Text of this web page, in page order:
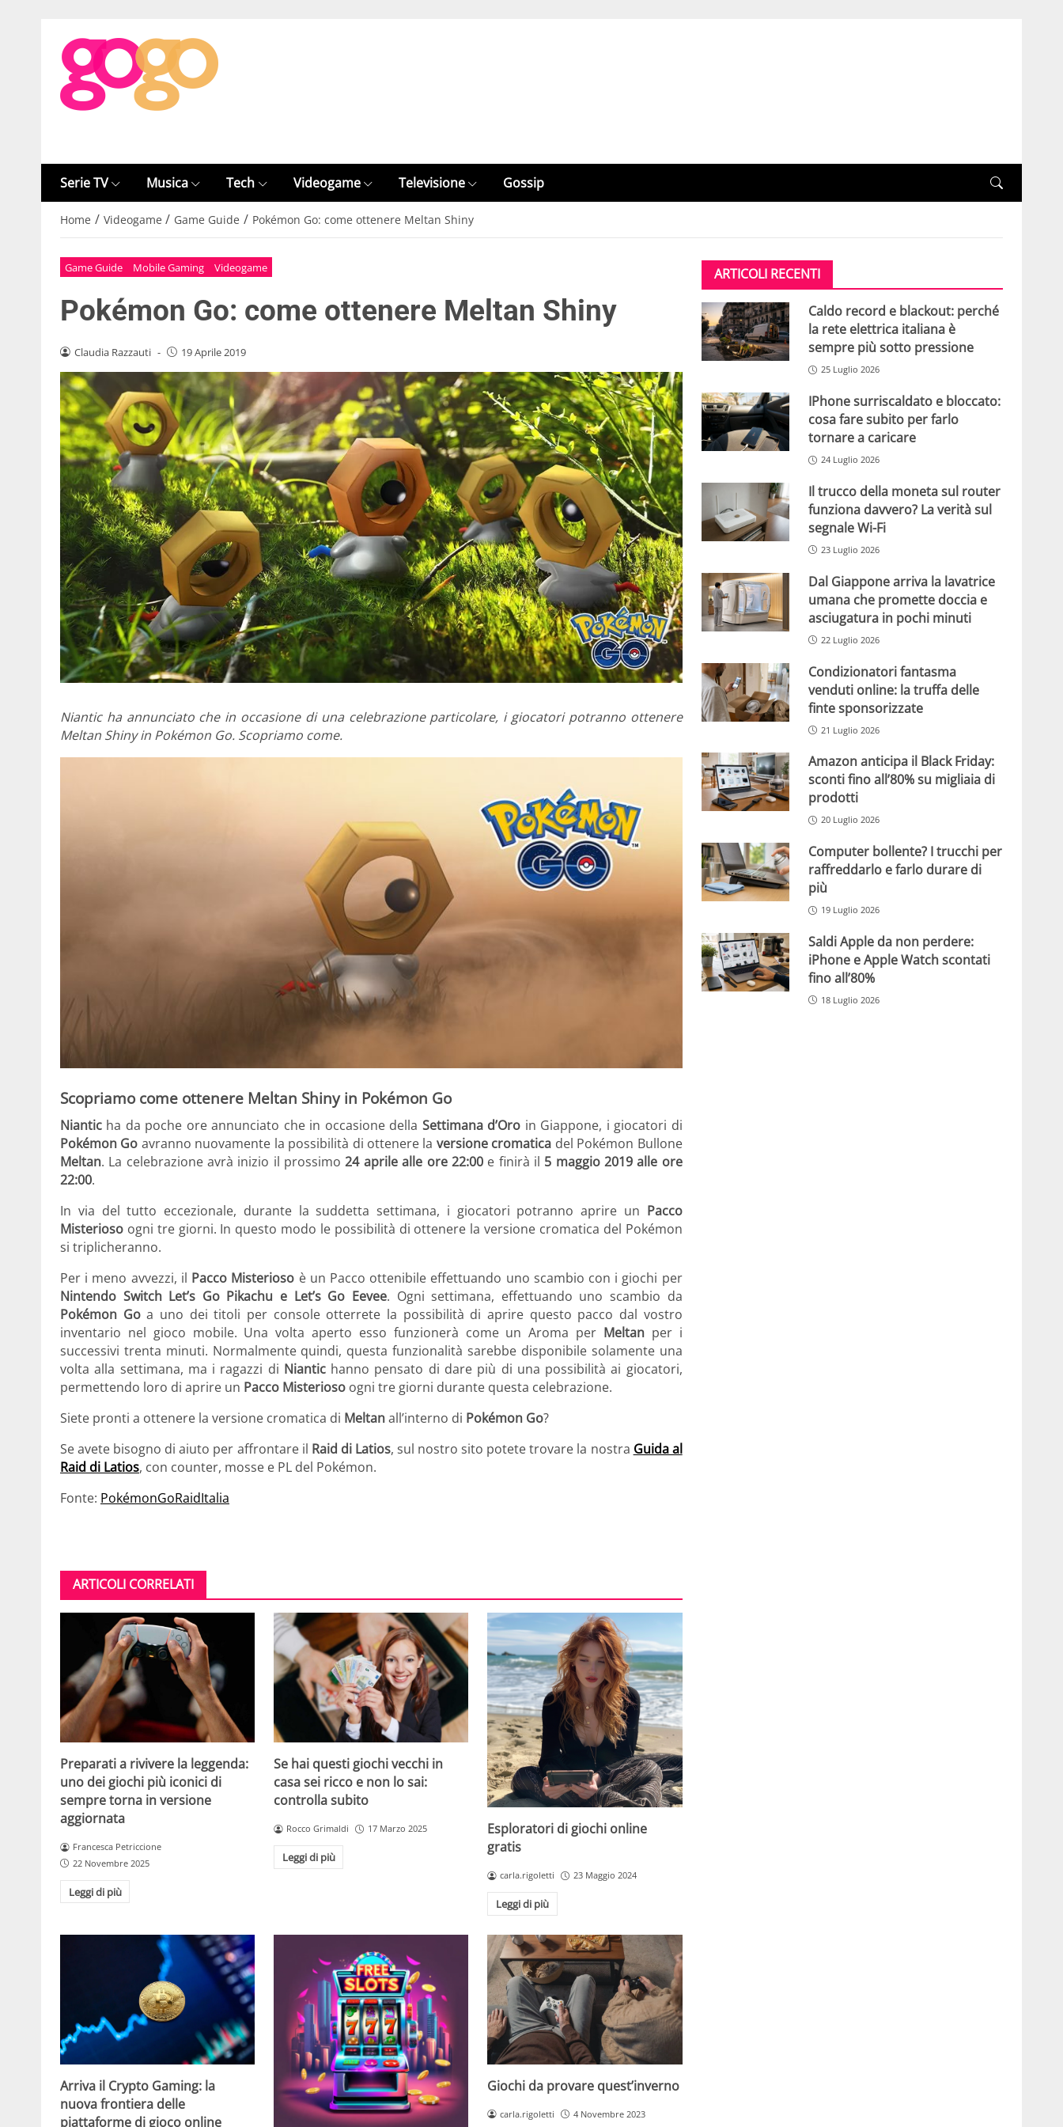
Serie TV Musica Tech Videogame Televisione Gossip
Home / Videogame / Game Guide / Pokémon Go: come ottenere Meltan Shiny
Game Guide Mobile Gaming Videogame
Pokémon Go: come ottenere Meltan Shiny
Claudia Razzauti - 19 Aprile 2019
Niantic ha annunciato che in occasione di una celebrazione particolare, i giocatori potranno ottenere
Meltan Shiny in Pokémon Go. Scopriamo come.
Scopriamo come ottenere Meltan Shiny in Pokémon Go
Niantic ha da poche ore annunciato che in occasione della Settimana d’Oro in Giappone, i giocatori di
Pokémon Go avranno nuovamente la possibilità di ottenere la versione cromatica del Pokémon Bullone
Meltan. La celebrazione avrà inizio il prossimo24 aprile alle ore 22:00e finirà il 5 maggio 2019 alle ore
22:00.
In via del tutto eccezionale, durante la suddetta settimana, i giocatori potranno aprire un Pacco
Misterioso ogni tre giorni. In questo modo le possibilità di ottenere la versione cromatica del Pokémon
si triplicheranno.
Per i meno avvezzi, il Pacco Misterioso è un Pacco ottenibile effettuando uno scambio con i giochi per
Nintendo Switch Let’s Go Pikachu e Let’s Go Eevee. Ogni settimana, effettuando uno scambio da
Pokémon Goa uno dei titoli per console otterrete la possibilità di aprire questo pacco dal vostro
inventario nel gioco mobile. Una volta aperto esso funzionerà come un Aroma per Meltanper i
successivi trenta minuti. Normalmente quindi, questa funzionalità sarebbe disponibile solamente una
volta alla settimana, ma i ragazzi di Niantichanno pensato di dare più di una possibilità ai giocatori,
permettendo loro di aprire un Pacco Misterioso ogni tre giorni durante questa celebrazione.
Siete pronti a ottenere la versione cromatica di Meltanall’interno di Pokémon Go?
Se avete bisogno di aiuto per affrontare il Raid di Latios, sul nostro sito potete trovare la nostra Guida al
Raid di Latios, con counter, mosse e PL del Pokémon.
Fonte: PokémonGoRaidItalia
ARTICOLI CORRELATI
Preparati a rivivere la leggenda:
uno dei giochi più iconici di
sempre torna in versione
aggiornata
Francesca Petriccione
22 Novembre 2025
Leggi di più
Se hai questi giochi vecchi in
casa sei ricco e non lo sai:
controlla subito
Rocco Grimaldi 17 Marzo 2025
Leggi di più
Esploratori di giochi online
gratis
carla.rigoletti 23 Maggio 2024
Leggi di più
Arriva il Crypto Gaming: la
nuova frontiera delle
piattaforme di gioco online
Giochi da provare quest’inverno
carla.rigoletti 4 Novembre 2023
ARTICOLI RECENTI
Caldo record e blackout: perché
la rete elettrica italiana è
sempre più sotto pressione
25 Luglio 2026
IPhone surriscaldato e bloccato:
cosa fare subito per farlo
tornare a caricare
24 Luglio 2026
Il trucco della moneta sul router
funziona davvero? La verità sul
segnale Wi-Fi
23 Luglio 2026
Dal Giappone arriva la lavatrice
umana che promette doccia e
asciugatura in pochi minuti
22 Luglio 2026
Condizionatori fantasma
venduti online: la truffa delle
finte sponsorizzate
21 Luglio 2026
Amazon anticipa il Black Friday:
sconti fino all’80% su migliaia di
prodotti
20 Luglio 2026
Computer bollente? I trucchi per
raffreddarlo e farlo durare di
più
19 Luglio 2026
Saldi Apple da non perdere:
iPhone e Apple Watch scontati
fino all’80%
18 Luglio 2026